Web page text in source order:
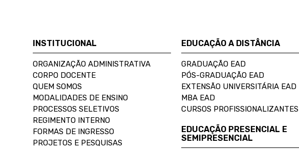
INSTITUCIONAL
ORGANIZAÇÃO ADMINISTRATIVA
CORPO DOCENTE
QUEM SOMOS
MODALIDADES DE ENSINO
PROCESSOS SELETIVOS
REGIMENTO INTERNO
FORMAS DE INGRESSO
PROJETOS E PESQUISAS
EDUCAÇÃO A DISTÂNCIA
GRADUAÇÃO EAD
PÓS-GRADUAÇÃO EAD
EXTENSÃO UNIVERSITÁRIA EAD
MBA EAD
CURSOS
EDUCAÇÃO PRESENCIAL E
SEMIPRESENCIAL